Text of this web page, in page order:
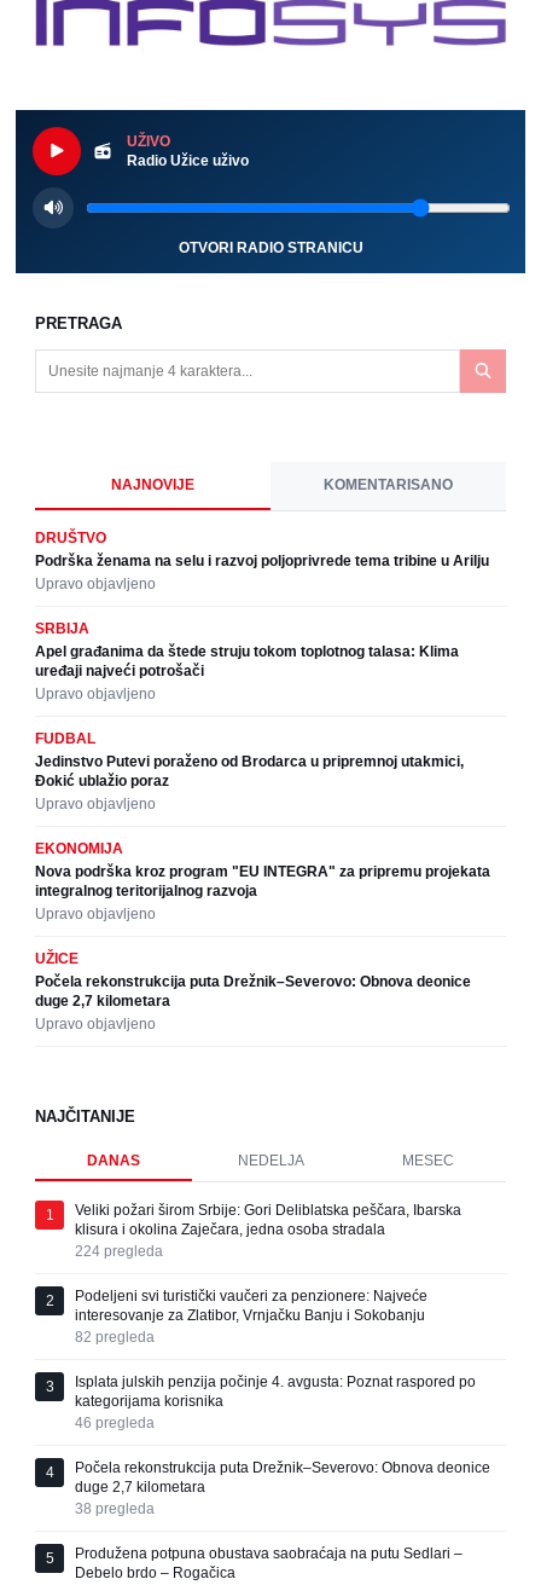
UŽIVO
Radio Užice uživo
OTVORI RADIO STRANICU
PRETRAGA
NAJNOVIJE KOMENTARISANO
DRUŠTVO
Podrška ženama na selu i razvoj poljoprivrede tema tribine u Arilju
Upravo objavljeno
SRBIJA
Apel građanima da štede struju tokom toplotnog talasa: Klima
uređaji najveći potrošači
Upravo objavljeno
FUDBAL
Jedinstvo Putevi poraženo od Brodarca u pripremnoj utakmici,
Đokić ublažio poraz
Upravo objavljeno
EKONOMIJA
Nova podrška kroz program "EU INTEGRA" za pripremu projekata
integralnog teritorijalnog razvoja
Upravo objavljeno
UŽICE
Počela rekonstrukcija puta Drežnik–Severovo: Obnova deonice
duge 2,7 kilometara
Upravo objavljeno
NAJČITANIJE
DANAS NEDELJA MESEC
1
Veliki požari širom Srbije: Gori Deliblatska peščara, Ibarska
klisura i okolina Zaječara, jedna osoba stradala
224 pregleda
2
Podeljeni svi turistički vaučeri za penzionere: Najveće
interesovanje za Zlatibor, Vrnjačku Banju i Sokobanju
82 pregleda
3
Isplata julskih penzija počinje 4. avgusta: Poznat raspored po
kategorijama korisnika
46 pregleda
4
Počela rekonstrukcija puta Drežnik–Severovo: Obnova deonice
duge 2,7 kilometara
38 pregleda
5
Produžena potpuna obustava saobraćaja na putu Sedlari –
Debelo brdo – Rogačica